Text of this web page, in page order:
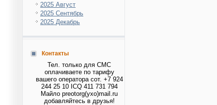
2025 Август
2025 Сентябрь
2025 Декабрь
Контакты
Тел. только для СМС
оплачиваете по тарифу
вашего оператора сот. +7 924
244 25 10 ICQ 411 731 794
Майло preotorg(ухо)mail.ru
добавляйтесь в друзья!